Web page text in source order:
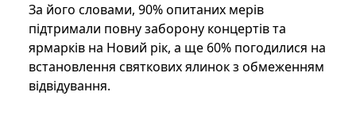
За його словами, 90% опитаних мерів
підтримали повну заборону концертів та
ярмарків на Новий рік, а ще 60% погодилися на
встановлення святкових ялинок з обмеженням
відвідування.